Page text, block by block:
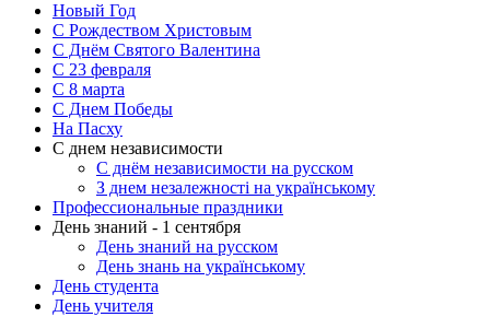
Новый Год
С Рождеством Христовым
С Днём Святого Валентина
С 23 февраля
C 8 марта
С Днем Победы
На Пасху
С днем независимости
С днём независимости на русском
З днем незалежності на українському
Профессиональные праздники
День знаний - 1 сентября
День знаний на русском
День знань на українському
День студента
День учителя